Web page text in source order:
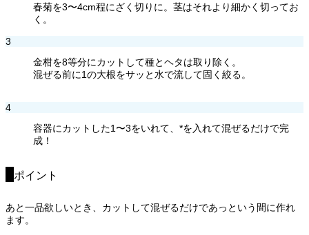
春菊を3〜4cm程にざく切りに。茎はそれより細かく切ってお
く。
3
金柑を8等分にカットして種とヘタは取り除く。
混ぜる前に1の大根をサッと水で流して固く絞る。
4
容器にカットした1〜3をいれて、*を入れて混ぜるだけで完
成！
ポイント
あと一品欲しいとき、カットして混ぜるだけであっという間に作れ
ます。